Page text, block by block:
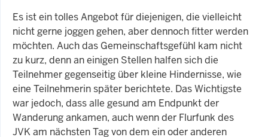
Es ist ein tolles Angebot für diejenigen, die vielleicht
nicht gerne joggen gehen, aber dennoch fitter werden
möchten. Auch das Gemeinschaftsgefühl kam nicht
zu kurz, denn an einigen Stellen halfen sich die
Teilnehmer gegenseitig über kleine Hindernisse, wie
eine Teilnehmerin später berichtete. Das Wichtigste
war jedoch, dass alle gesund am Endpunkt der
Wanderung ankamen, auch wenn der Flurfunk des
JVK am nächsten Tag von dem ein oder anderen